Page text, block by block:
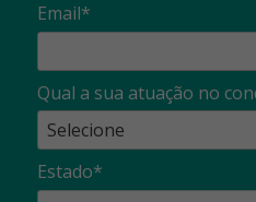
O que é?
cuidado
Email*
Qual a sua atuação no
Estado*